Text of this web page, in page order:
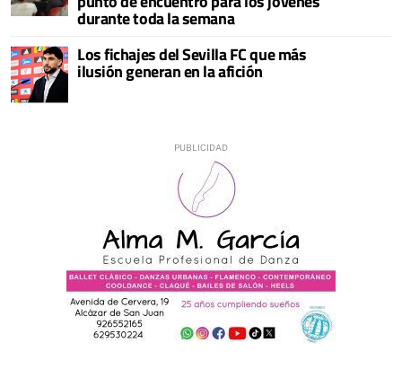
durante toda la semana
Los fichajes del Sevilla FC que más
ilusión generan en la afición